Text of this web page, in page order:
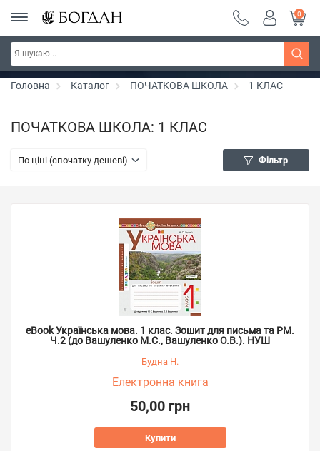
РОЗПРОДАЖ ~ 150 грн ~ 200 грн ~ 250 грн ~
300 грн ~ РОЗПРОДАЖ
Дізнатись більше
0
Головна Каталог ПОЧАТКОВА ШКОЛА 1 КЛАС
ПОЧАТКОВА ШКОЛА: 1 КЛАС
По ціні (спочатку дешеві) Фільтр
eBook Українська мова. 1 клас. Зошит для письма та РМ.
Ч.2 (до Вашуленко М.С., Вашуленко О.В.). НУШ
Будна Н.
Електронна книга
50,00 грн
Купити